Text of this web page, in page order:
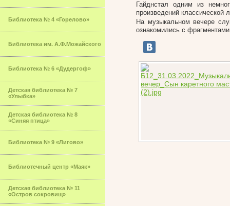
Библиотека № 4 «Горелово»
Библиотека им. А.Ф.Можайского
Библиотека № 6 «Дудергоф»
Детская библиотека № 7
«Улыбка»
Детская библиотека № 8
«Синяя птица»
Библиотека № 9 «Лигово»
Библиотечный центр «Маяк»
Детская библиотека № 11
«Остров сокровищ»
Гайднстал одним из
произведений
На музыкальном вечере
ознакомились с